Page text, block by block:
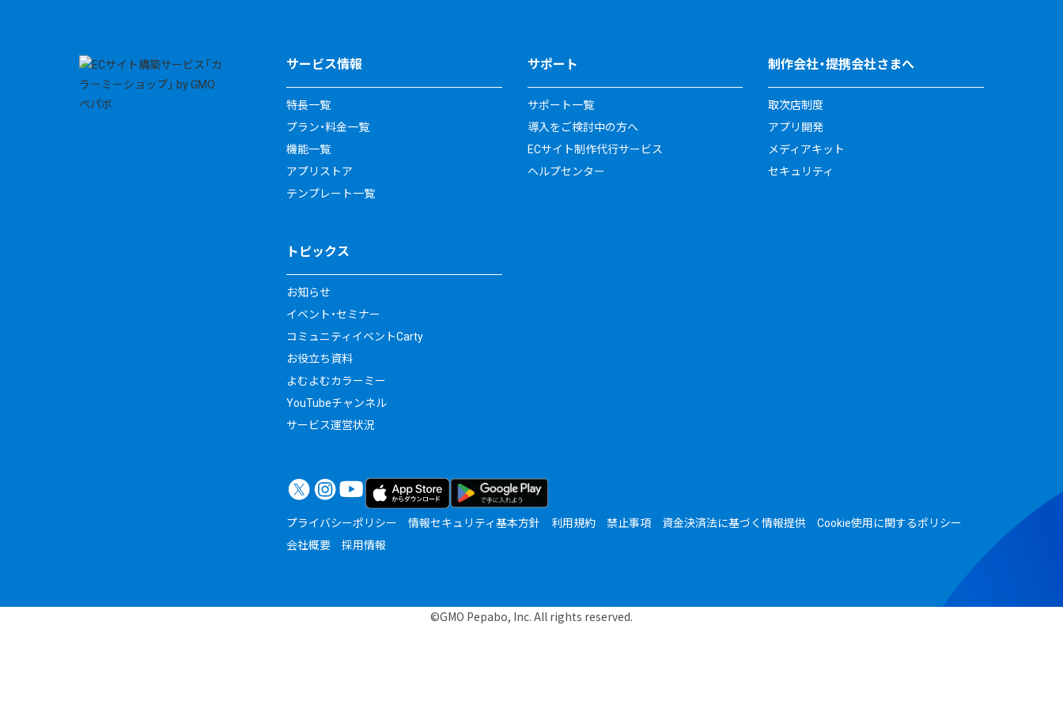
サービス情報
特長一覧
プラン・料金一覧
機能一覧
アプリストア
テンプレート一覧
サポート
サポート一覧
導入をご検討中の方へ
ECサイト制作代行サービス
ヘルプセンター
制作会社・提携会社さまへ
取次店制度
アプリ開発
メディアキット
セキュリティ
トピックス
お知らせ
イベント・セミナー
コミュニティイベントCarty
お役立ち資料
よむよむカラーミー
YouTubeチャンネル
サービス運営状況
プライバシーポリシー 情報セキュリティ基本方針 利用規約 禁止事項 資金決済法に基づく情報提供
Cookie使用に関するポリシー
会社概要
採用情報
©GMO Pepabo, Inc. All rights reserved.